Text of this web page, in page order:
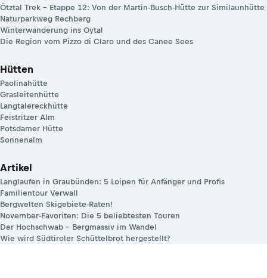
Ötztal Trek – Etappe 12: Von der Martin-Busch-Hütte zur Similaunhütte
Naturparkweg Rechberg
Winterwanderung ins Oytal
Die Region vom Pizzo di Claro und des Canee Sees
Hütten
Paolinahütte
Grasleitenhütte
Langtalereckhütte
Feistritzer Alm
Potsdamer Hütte
Sonnenalm
Artikel
Langlaufen in Graubünden: 5 Loipen für Anfänger und Profis
Familientour Verwall
Bergwelten Skigebiete-Raten!
November-Favoriten: Die 5 beliebtesten Touren
Der Hochschwab – Bergmassiv im Wandel
Wie wird Südtiroler Schüttelbrot hergestellt?